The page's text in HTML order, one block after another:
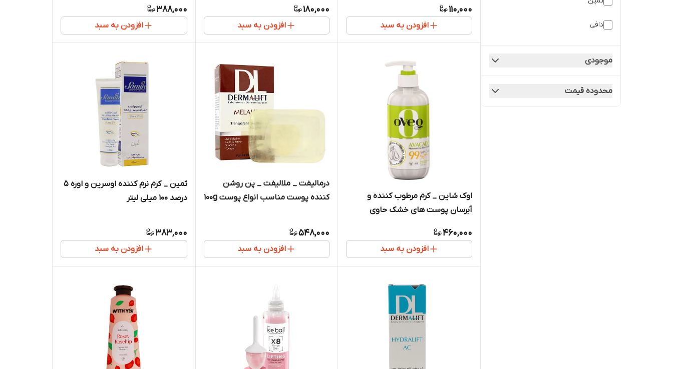
دافی
رایا
موجودی
محدوده قیمت
110,000
افزودن به سبد
180,000
افزودن به سبد
388,000
افزودن به سبد
اوک شاین _ کرم مرطوب کننده و
آبرسان پوست های خشک حاوی
460,000
افزودن به سبد
درمالیفت _ ملالیفت _ پن روشن
کننده پوست مناسب انواع پوست 100g
548,000
افزودن به سبد
ثمین _ کرم نرم کننده اوسرین و اوره ۵
درصد ۱۰۰ میلی لیتر
383,000
افزودن به سبد